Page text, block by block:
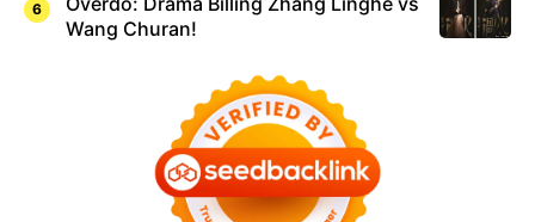
Wang Churan!